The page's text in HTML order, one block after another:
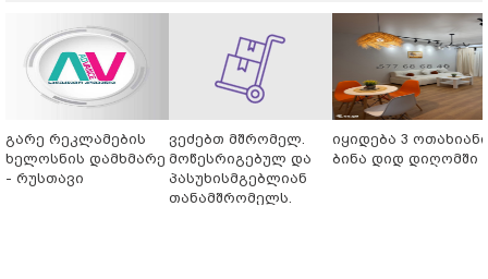
გარე რეკლამების
ხელოსნის დამხმარე
- რუსთავი
ვეძებთ მშრომელ.
მოწესრიგებულ და
პასუხისმგებლიან
თანამშრომელს.
იყიდება 3 ოთახიანი
ბინა დიდ დიღომში